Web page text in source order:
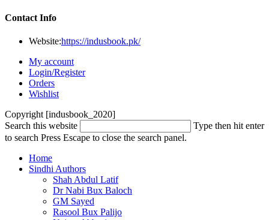
Contact Info
Website:https://indusbook.pk/
My account
Login/Register
Orders
Wishlist
Copyright [indusbook_2020]
Search this website
Type then hit enter
to search Press Escape to close the search panel.
Home
Sindhi Authors
Shah Abdul Latif
Dr Nabi Bux Baloch
GM Sayed
Rasool Bux Palijo